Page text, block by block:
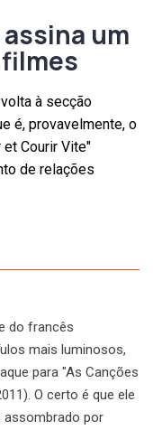
um
à secção
é, provavelmente, o
Courir Vite"
de relações
do francês
mais luminosos,
para "As Canções
O certo é que ele
assombrado por